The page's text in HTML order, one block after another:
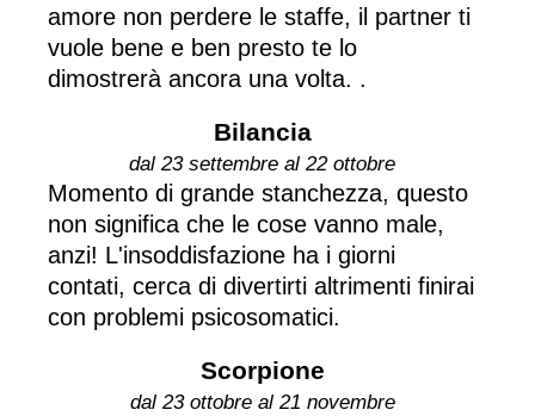
amore non perdere le staffe, il partner ti
vuole bene e ben presto te lo
dimostrerà ancora una volta. .
Bilancia
dal 23 settembre al 22 ottobre
Momento di grande stanchezza, questo
non significa che le cose vanno male,
anzi! L'insoddisfazione ha i giorni
contati, cerca di divertirti altrimenti finirai
con problemi psicosomatici.
Scorpione
dal 23 ottobre al 21 novembre